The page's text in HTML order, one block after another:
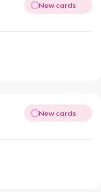
New cards
New cards